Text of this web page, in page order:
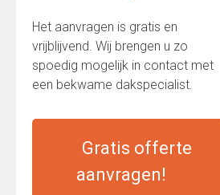
Het aanvragen is gratis en
vrijblijvend. Wij brengen u zo
spoedig mogelijk in contact met
een bekwame dakspecialist.
Gratis offerte
aanvragen!